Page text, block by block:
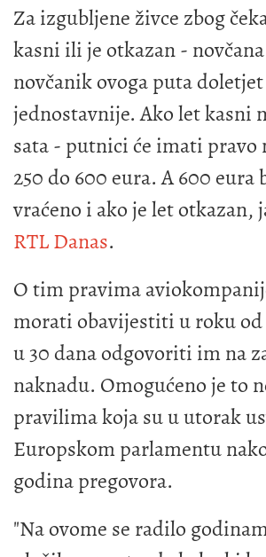
Za izgubljene živce zbog
kasni ili je otkazan -
novčanik ovoga puta
jednostavnije. Ako let kasni
sata - putnici će imati pravo
250 do 600 eura. A 600 eura
vraćeno i ako je let otkazan,
RTL Danas.
O tim pravima
morati obavijestiti u roku
u 30 dana odgovoriti im na
naknadu. Omogućeno je to
pravilima koja su u utorak
Europskom parlamentu
godina pregovora.
"Na ovome se radilo